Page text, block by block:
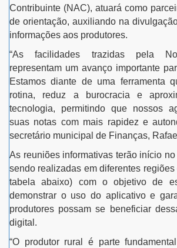
Contribuinte (NAC), atuará como
de orientação, auxiliando na
informações aos produtores.
“As facilidades trazidas pela
representam um avanço importante
Estamos diante de uma ferramenta
rotina, reduz a burocracia e
tecnologia, permitindo que nossos
suas notas com mais rapidez e
secretário municipal de Finanças,
As reuniões informativas terão início
sendo realizadas em diferentes
tabela abaixo) com o objetivo de
demonstrar o uso do aplicativo e
produtores possam se beneficiar
digital.
“O produtor rural é parte